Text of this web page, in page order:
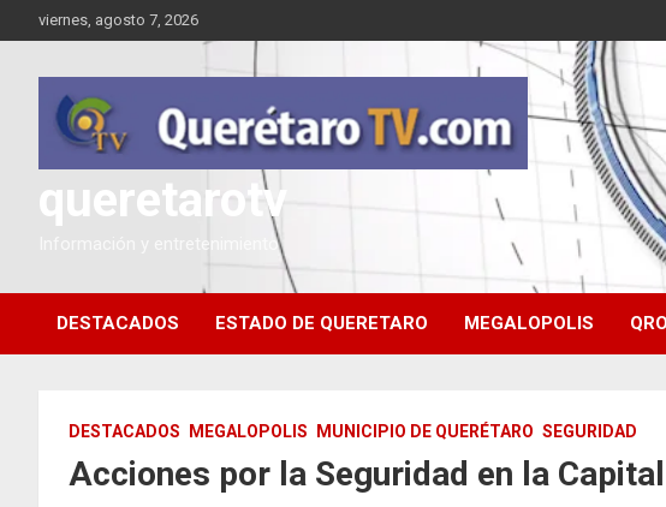
al
viernes, agosto 7, 2026
queretarotv
Información y entretenimiento
DESTACADOS ESTADO DE QUERETARO MEGALOPOLIS
DESTACADOS MEGALOPOLIS MUNICIPIO DE QUERÉTARO SEGURIDAD
Acciones por la Seguridad en la